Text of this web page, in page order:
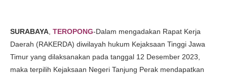
SURABAYA TEROPONG-Dalam mengadakan Rapat Kerja
Daerah (RAKERDA) diwilayah hukum Kejaksaan Tinggi Jawa
Timur yang dilaksanakan pada tanggal 12 Desember 2023,
maka terpilih Kejaksaan Negeri Tanjung Perak mendapatkan